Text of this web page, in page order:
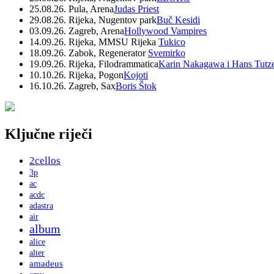
25.08.26. Pula, ArenaJudas Priest
29.08.26. Rijeka, Nugentov parkBuč Kesidi
03.09.26. Zagreb, ArenaHollywood Vampires
14.09.26. Rijeka, MMSU Rijeka Tukico
18.09.26. Zabok, Regenerator Svemirko
19.09.26. Rijeka, FilodrammaticaKarin Nakagawa i Hans
10.10.26. Rijeka, PogonKojoti
16.10.26. Zagreb, SaxBoris Štok
Ključne riječi
2cellos
3p
ac
acdc
adastra
air
album
alice
alter
amadeus